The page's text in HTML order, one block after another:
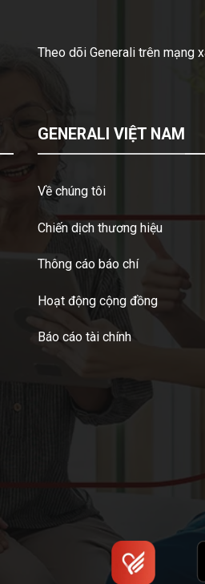
Theo dõi Generali trên mạng
GENERALI VIỆT NAM
Về chúng tôi
Chiến dịch thương hiệu
Thông cáo báo chí
Hoạt động cộng đồng
Báo cáo tài chính